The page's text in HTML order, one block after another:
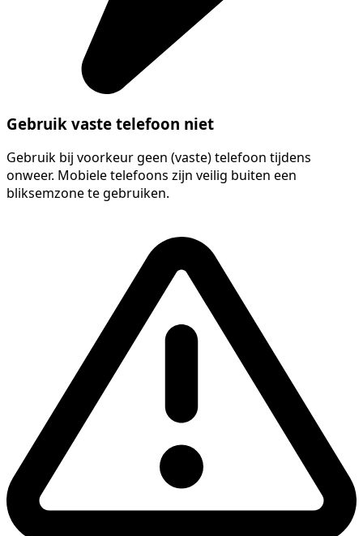
Gebruik vaste telefoon niet
Gebruik bij voorkeur geen (vaste) telefoon tijdens
onweer. Mobiele telefoons zijn veilig buiten een
bliksemzone te gebruiken.